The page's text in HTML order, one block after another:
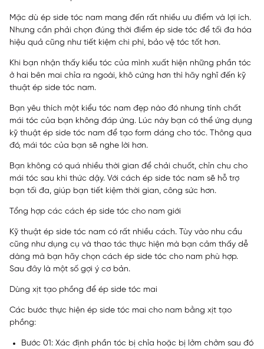
Mặc dù ép side tóc nam mang đến rất nhiều ưu điểm và lợi ích.
Nhưng cần phải chọn đúng thời điểm ép side tóc để tối đa hóa
hiệu quả cũng như tiết kiệm chi phí, bảo vệ tóc tốt hơn.
Khi bạn nhận thấy kiểu tóc của mình xuất hiện những phần tóc
ở hai bên mai chỉa ra ngoài, khô cứng hơn thì hãy nghĩ đến kỹ
thuật ép side tóc nam.
Bạn yêu thích một kiểu tóc nam đẹp nào đó nhưng tính chất
mái tóc của bạn không đáp ứng. Lúc này bạn có thể ứng dụng
kỹ thuật ép side tóc nam để tạo form dáng cho tóc. Thông qua
đó, mái tóc của bạn sẽ nghe lời hơn.
Bạn không có quá nhiều thời gian để chải chuốt, chỉn chu cho
mái tóc sau khi thức dậy. Với cách ép side tóc nam sẽ hỗ trợ
bạn tối đa, giúp bạn tiết kiệm thời gian, công sức hơn.
Tổng hợp các cách ép side tóc cho nam giới
Kỹ thuật ép side tóc nam có rất nhiều cách. Tùy vào nhu cầu
cũng như dụng cụ và thao tác thực hiện mà bạn cảm thấy dễ
dàng mà bạn hãy chọn cách ép side tóc cho nam phù hợp.
Sau đây là một số gợi ý cơ bản.
Dùng xịt tạo phồng để ép side tóc mai
Các bước thực hiện ép side tóc mai cho nam bằng xịt tạo
phồng:
Bước 01: Xác định phần tóc bị chỉa hoặc bị lởm chởm sau đó